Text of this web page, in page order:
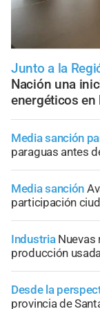
Junto a la
Nación una
energéticos
Media sanción
paraguas antes
Media sanción
participación
Industria Nuevas
producción
Desde la
provincia de